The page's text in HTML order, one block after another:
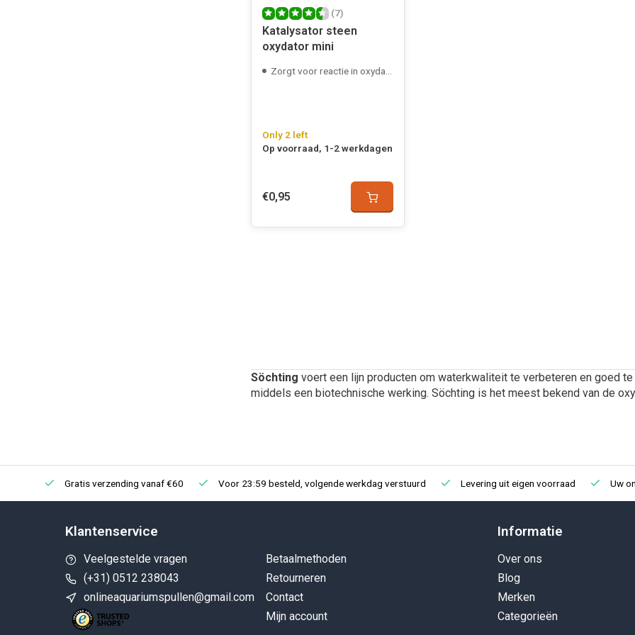
(7)
Katalysator steen
oxydator mini
Zorgt voor reactie in oxydator
Only 2 left
Op voorraad, 1-2 werkdagen
€0,95
Söchting voert een lijn producten om waterkwaliteit te verbeteren en goed
middels een biotechnische werking. Söchting is het meest bekend van de
Gratis verzending vanaf €60 Voor 23:59 besteld, volgende werkdag verstuurd Levering uit eigen voorraad Uw
Klantenservice
Veelgestelde vragen
(+31) 0512 238043
onlineaquariumspullen@gmail.com
Betaalmethoden
Retourneren
Contact
Mijn account
Informatie
Over ons
Blog
Merken
Categorieën